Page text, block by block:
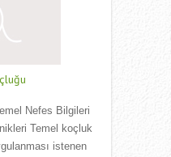
Nefes Bilgileri
Temel koçluk
istenen